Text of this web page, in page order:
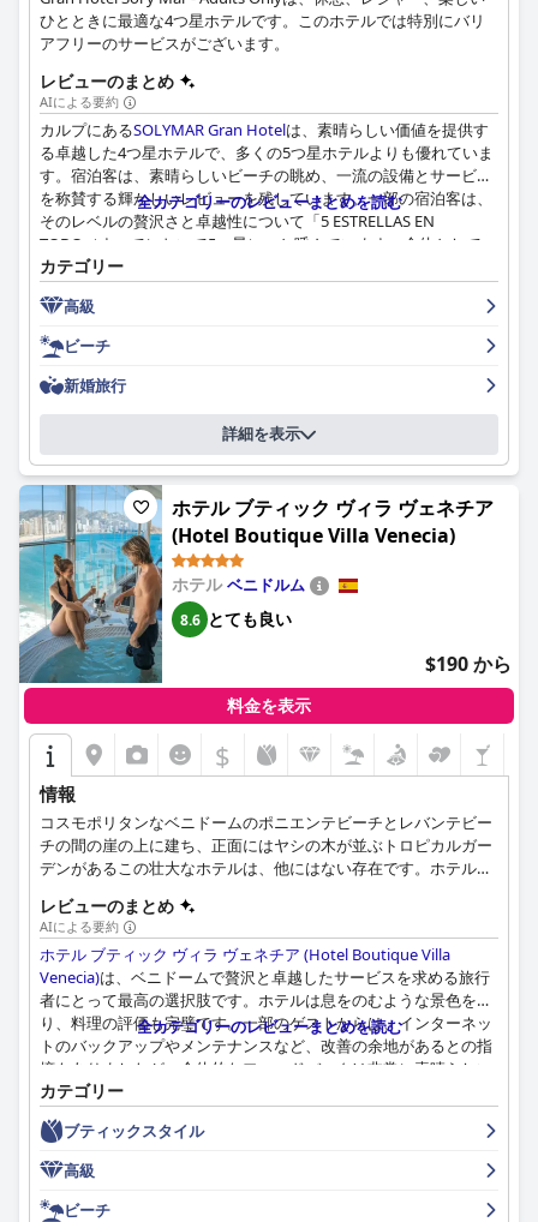
ひとときに最適な4つ星ホテルです。このホテルでは特別にバリ
アフリーのサービスがございます。
レビューのまとめ
AIによる要約
カルプにあるSOLYMAR Gran Hotelは、素晴らしい価値を提供す
る卓越した4つ星ホテルで、多くの5つ星ホテルよりも優れていま
す。宿泊客は、素晴らしいビーチの眺め、一流の設備とサービス
を称賛する輝かしいレビューを残しています。一部の宿泊客は、
そのレベルの贅沢さと卓越性について「5 ESTRELLAS EN
TODO（すべてにおいて5つ星）」と呼んでいます。全体として、
この素晴らしいホテルは、最高の体験を求める旅行者にとってた
まらない選択肢です。
全カテゴリーのレビューまとめを読む
カテゴリー
高級
ビーチ
新婚旅行
詳細を表示
ホテル ブティック ヴィラ ヴェネチア
(Hotel Boutique Villa Venecia)
ホテルベニドルム
8.6 とても良い
$190 から
料金を表示
$
情報
コスモポリタンなベニドームのポニエンテビーチとレバンテビー
チの間の崖の上に建ち、正面にはヤシの木が並ぶトロピカルガー
デンがあるこの壮大なホテルは、他にはない存在です。ホテル・
ジネスミーティングにも理想的なホテルです。
レビューのまとめ
AIによる要約
ホテル ブティック ヴィラ ヴェネチア (Hotel Boutique Villa
Venecia)は、ベニドームで贅沢と卓越したサービスを求める旅行
者にとって最高の選択肢です。ホテルは息をのむような景色を誇
り、料理の評価も完璧です。一部のゲストからは、インターネッ
トのバックアップやメンテナンスなど、改善の余地があるとの指
摘もありましたが、全体的なフィードバックは非常に素晴らしい
ものでした。プライベートなスパトリートメントや忘れられない
結婚式の夜を楽しんだゲストは、このホテルを「素晴らしい」
「驚異的」と表現し、強く推奨しています。施設やサービスにつ
いて賛否両論の意見もありましたが、
ヴェネチア (Hotel Boutique Villa Venecia)
は真の5つ星ホテル体験
を提供するとほとんどの人が認めています。
全カテゴリーのレビューまとめを読む
カテゴリー
ブティックスタイル
高級
ビーチ